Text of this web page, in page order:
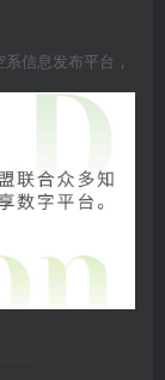
信息发布平台，